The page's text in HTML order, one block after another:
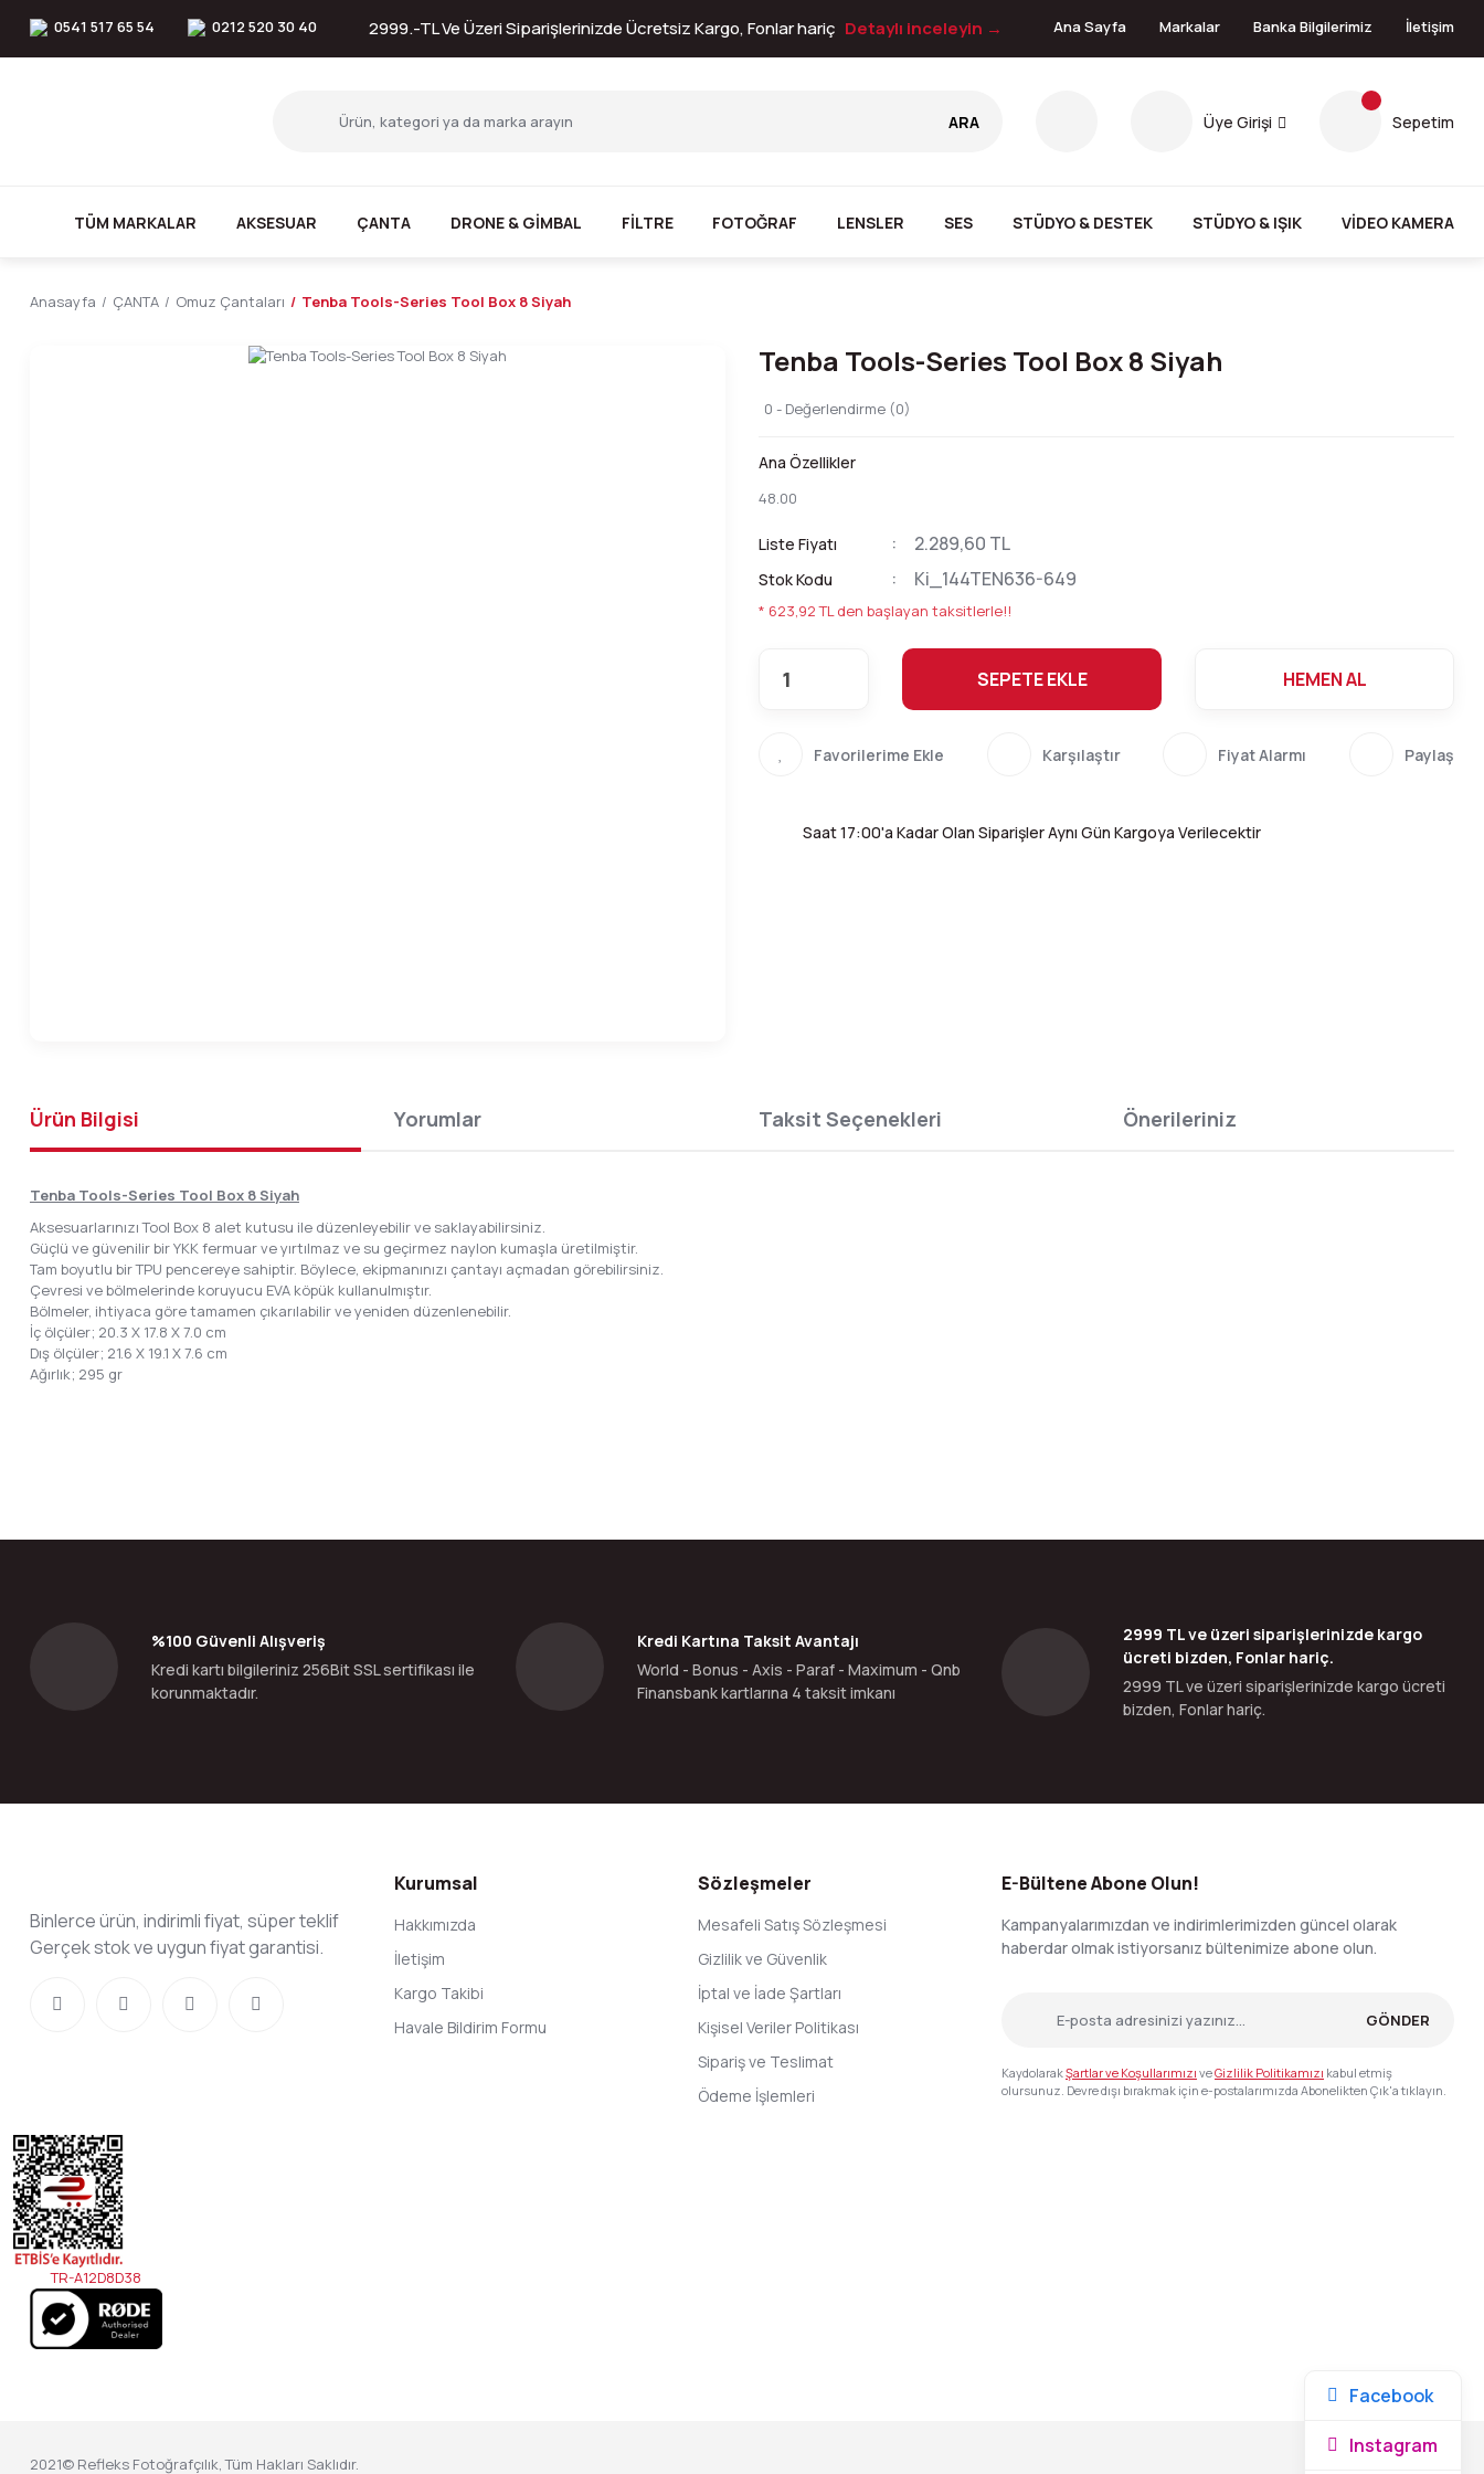
0541 517 65 54 0212 520 30 40 2999.-TL Ve Üzeri Siparişlerinizde Ücretsiz Kargo, Fonlar hariç Detaylı inceleyin → Ana Sayfa Markalar Banka Bilgilerimiz İletişim
ARA Üye Girişi Sepetim
TÜM MARKALAR AKSESUAR ÇANTA DRONE & GİMBAL FİLTRE FOTOĞRAF LENSLER SES STÜDYO & DESTEK STÜDYO & IŞIK VİDEO KAMERA
Anasayfa ÇANTA Omuz Çantaları Tenba Tools-Series Tool Box 8 Siyah
Tenba Tools-Series Tool Box 8 Siyah
0 - Değerlendirme (0)
Ana Özellikler
48.00
Liste Fiyatı 2.289,60 TL
Stok Kodu Ki_144TEN636-649
* 623,92 TL den başlayan taksitlerle!!
SEPETE EKLE HEMEN AL
Karşılaştır Fiyat Alarmı Paylaş
Saat 17:00'a Kadar Olan Siparişler Aynı Gün Kargoya Verilecektir
Ürün Bilgisi Yorumlar Taksit Seçenekleri Önerileriniz
Tenba Tools-Series Tool Box 8 Siyah
Aksesuarlarınızı Tool Box 8 alet kutusu ile düzenleyebilir ve saklayabilirsiniz.
Güçlü ve güvenilir bir YKK fermuar ve yırtılmaz ve su geçirmez naylon kumaşla üretilmiştir.
Tam boyutlu bir TPU pencereye sahiptir. Böylece, ekipmanınızı çantayı açmadan görebilirsiniz.
Çevresi ve bölmelerinde koruyucu EVA köpük kullanulmıştır.
Bölmeler, ihtiyaca göre tamamen çıkarılabilir ve yeniden düzenlenebilir.
İç ölçüler; 20.3 X 17.8 X 7.0 cm
Dış ölçüler; 21.6 X 19.1 X 7.6 cm
Ağırlık; 295 gr
Ürün fiyatı diğer sitelerden daha pahalı.
Bu ürüne benzer farklı alternatifler olmalı.
%100 Güvenli Alışveriş
Kredi kartı bilgileriniz 256Bit SSL sertifikası ile
korunmaktadır.
Kredi Kartına Taksit Avantajı
World - Bonus - Axis - Paraf - Maximum - Qnb
Finansbank kartlarına 4 taksit imkanı
2999 TL ve üzeri siparişlerinizde kargo
ücreti bizden, Fonlar hariç.
2999 TL ve üzeri siparişlerinizde kargo ücreti
bizden, Fonlar hariç.
Binlerce ürün, indirimli fiyat, süper teklif
Gerçek stok ve uygun fiyat garantisi.
Kurumsal
Hakkımızda
İletişim
Kargo Takibi
Havale Bildirim Formu
Sözleşmeler
Mesafeli Satış Sözleşmesi
Gizlilik ve Güvenlik
İptal ve İade Şartları
Kişisel Veriler Politikası
Sipariş ve Teslimat
Ödeme İşlemleri
E-Bültene Abone Olun!
Kampanyalarımızdan ve indirimlerimizden güncel olarak
haberdar olmak istiyorsanız bültenimize abone olun.
GÖNDER
KaydolarakŞartlar ve Koşullarımızı veGizlilik Politikamızı kabul etmiş
olursunuz. Devre dışı bırakmak için e-postalarımızda Abonelikten Çık'a tıklayın.
TR-A12D8D38
2021© Refleks Fotoğrafçılık, Tüm Hakları Saklıdır.
Facebook
Instagram